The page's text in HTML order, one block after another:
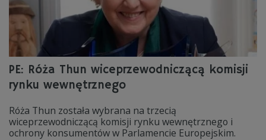
PE: Róża Thun wiceprzewodniczącą komisji
rynku wewnętrznego
Róża Thun została wybrana na trzecią
wiceprzewodniczącą komisji rynku wewnętrznego i
ochrony konsumentów w Parlamencie Europejskim.